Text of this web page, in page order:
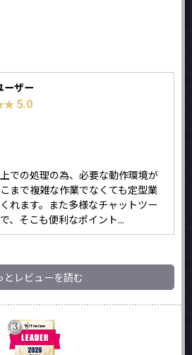
ーザー
5.0
での処理の為、必要な動作環境が
まで複雑な作業でなくても定型業
れます。また多様なチャットツー
、そこも便利なポイント...
とレビューを読む